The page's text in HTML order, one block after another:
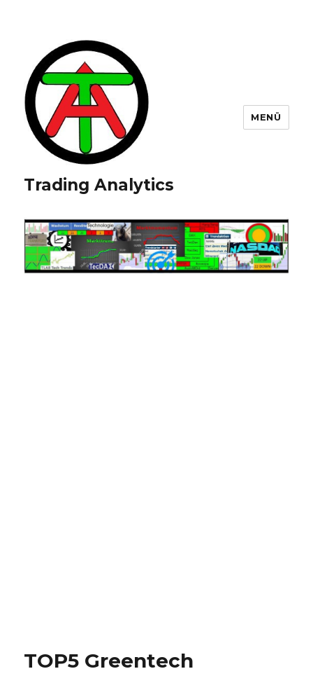
Trading Analytics
MENÜ
TOP5 Greentech